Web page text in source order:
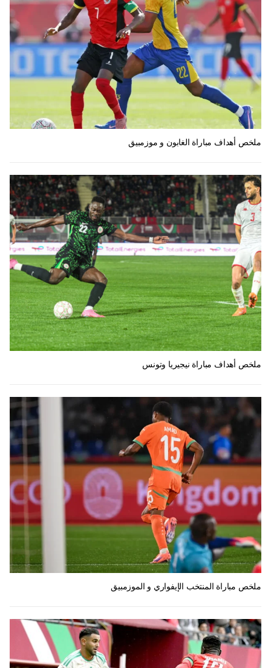
ملخص أهداف مباراة الغابون و موزمبيق
ملخص أهداف مباراة نيجيريا وتونس
ملخص مباراة المنتخب الإيفواري و الموزمبيق